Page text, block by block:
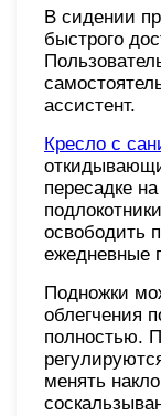
В сидении
быстрого
ассистент.
Кресло с
пересадке
освободить
ежедневные
Подножки
облегчения
полностью.
менять